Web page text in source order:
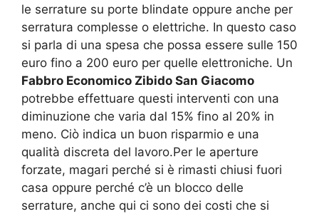
le serrature su porte blindate oppure anche per
serratura complesse o elettriche. In questo caso
si parla di una spesa che possa essere sulle 150
euro fino a 200 euro per quelle elettroniche. Un
Fabbro Economico Zibido San Giacomo
potrebbe effettuare questi interventi con una
diminuzione che varia dal 15% fino al 20% in
meno. Ciò indica un buon risparmio e una
qualità discreta del lavoro.Per le aperture
forzate, magari perché si è rimasti chiusi fuori
casa oppure perché c’è un blocco delle
serrature, anche qui ci sono dei costi che si